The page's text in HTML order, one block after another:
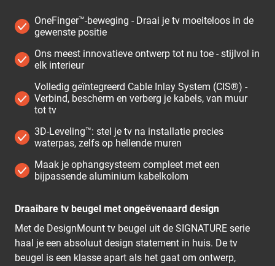
OneFinger™-beweging - Draai je tv moeiteloos in de
gewenste positie
Ons meest innovatieve ontwerp tot nu toe - stijlvol in
elk interieur
Volledig geïntegreerd Cable Inlay System (CIS®) -
Verbind, bescherm en verberg je kabels, van muur
tot tv
3D-Leveling™: stel je tv na installatie precies
waterpas, zelfs op hellende muren
Maak je ophangsysteem compleet met een
bijpassende aluminium kabelkolom
Draaibare tv beugel met ongeëvenaard design
Met de DesignMount tv beugel uit de SIGNATURE serie
haal je een absoluut design statement in huis. De tv
beugel is een klasse apart als het gaat om ontwerp,